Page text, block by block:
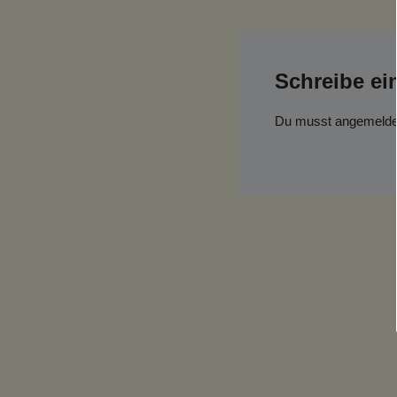
Schreibe
Du musst angemeldet